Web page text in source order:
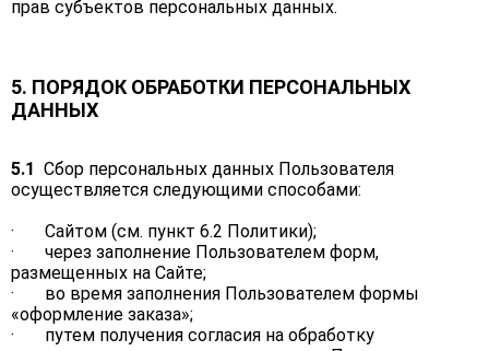
прав субъектов персональных данных.
5. ПОРЯДОК ОБРАБОТКИ ПЕРСОНАЛЬНЫХ
ДАННЫХ
5.1 Сбор персональных данных Пользователя
осуществляется следующими способами:
· Сайтом (см. пункт 6.2 Политики);
· через заполнение Пользователем форм,
размещенных на Сайте;
· во время заполнения Пользователем формы
«оформление заказа»;
· путем получения согласия на обработку